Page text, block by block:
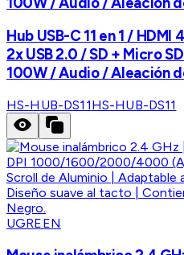
Hub USB-C 11 en 1 / HDMI
2x USB 2.0 / SD + Micro
100W / Audio / Aleación
HS-HUB-DS11HS-HUB-DS11
UGREEN